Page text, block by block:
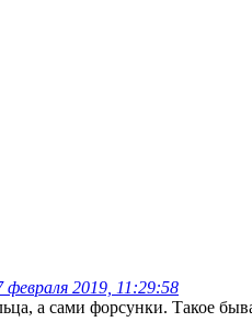
2019, 11:29:58
а сами форсунки. Такое